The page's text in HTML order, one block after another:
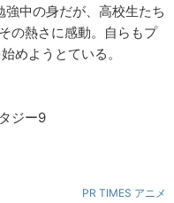
中の身だが、高校生たち
の熱さに感動。自らもプ
めようとている。
ジー9
PR TIMES アニメ